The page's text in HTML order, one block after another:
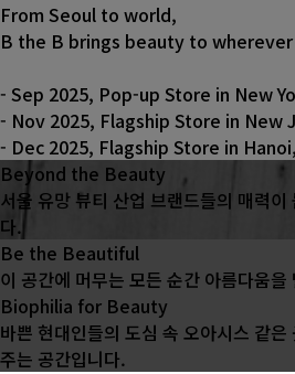
From Seoul to world,
B the B brings beauty to
- Sep 2025, Pop-up Store in New
- Nov 2025, Flagship Store in New
- Dec 2025, Flagship Store in
Beyond the Beauty
서울 유망 뷰티 산업 브랜드들의 매력
다.
Be the Beautiful
이 공간에 머무는 모든 순간 아름다움
Biophilia for Beauty
바쁜 현대인들의 도심 속 오아시스 같
주는 공간입니다.